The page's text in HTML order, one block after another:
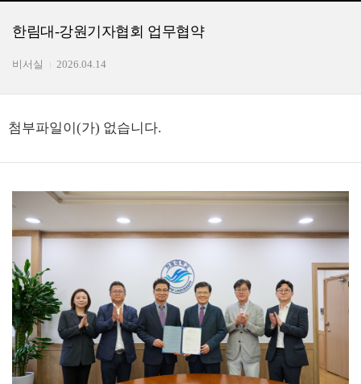
한림대-강원기자협회 업무협약
비서실 2026.04.14
첨부파일이(가) 없습니다.